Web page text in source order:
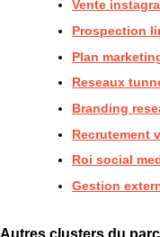
Vente
Prospection
Plan
Reseaux
Branding
Recrutement
Roi social
Gestion
Autres clusters du